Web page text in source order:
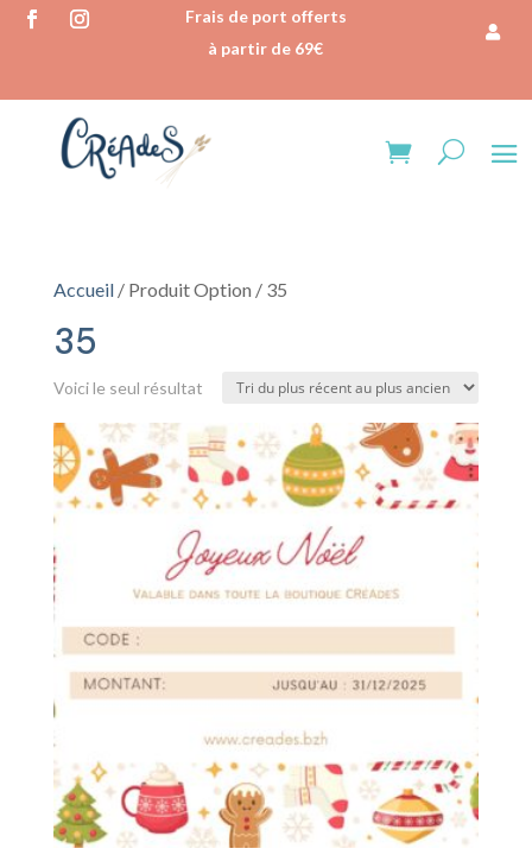
Frais de port offerts
à partir de 69€
Accueil/ Produit Option / 35
35
Voici le seul résultat